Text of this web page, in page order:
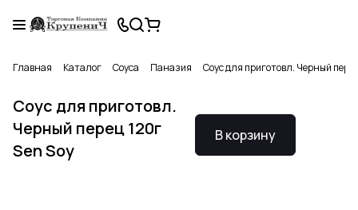
Главная Каталог Соуса Паназия Соус для приготовл. Черный
Соус для приготовл.
Черный перец 120г
Sen Soy
В корзину